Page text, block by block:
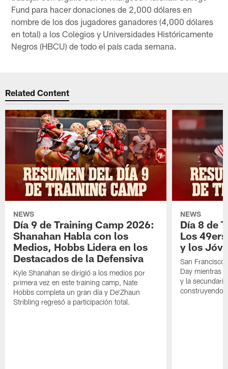
Fund para hacer donaciones de 2,000 dólares en
nombre de los dos jugadores ganadores (4,000 dólares
en total) a los Colegios y Universidades Históricamente
Negros (HBCU) de todo el país cada semana.
Related Content
NEWS
Día 9 de Training Camp 2026:
Shanahan Habla con los
Medios, Hobbs Lidera en los
Destacados de la Defensiva
Kyle Shanahan se dirigió a los medios por
primera vez en este training camp, Nate
Hobbs completa un gran día y De'Zhaun
Stribling regresó a participación total.
NEWS
Día 8 de
Los
y los
San
Day mientras
y la
construyendo